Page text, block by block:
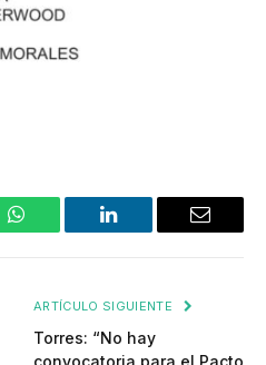
WhatsApp LinkedIn Email
ARTÍCULO SIGUIENTE
Torres: “No hay
convocatoria para el Pacto